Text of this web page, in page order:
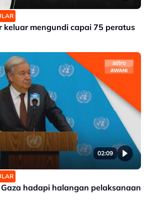
keluar mengundi capai 75 peratus
02:09
hadapi halangan pelaksanaan